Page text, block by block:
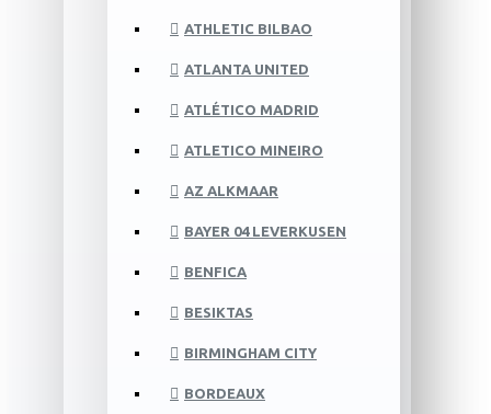
ATHLETIC BILBAO
ATLANTA UNITED
ATLÉTICO MADRID
ATLETICO MINEIRO
AZ ALKMAAR
BAYER 04 LEVERKUSEN
BENFICA
BESIKTAS
BIRMINGHAM CITY
BORDEAUX